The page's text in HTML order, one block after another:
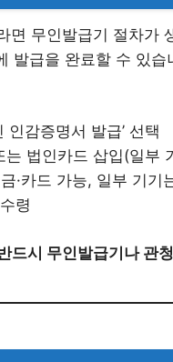
면 무인발급기 절차가
발급을 완료할 수 있
인감증명서 발급’ 선택
는 법인카드 삽입(일부
·카드 가능, 일부 기기
령
드시 무인발급기나 관